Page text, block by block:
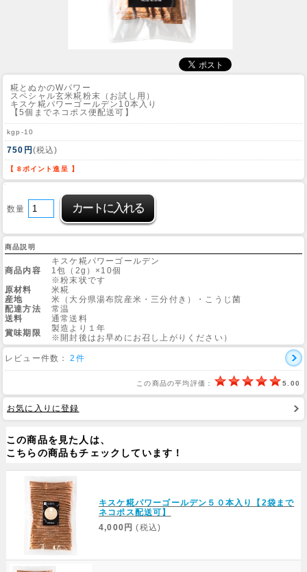
糀とぬかのWパワー
スペシャル玄米糀粉末（お試し用）
キスケ糀パワーゴールデン10本入り
【5個までネコポス便配送可】
kgp-10
750円(税込)
【 8ポイント進呈 】
数量
商品説明
商品内容
キスケ糀パワーゴールデン
1包（2g）×10個
※粉末状です
原材料
米糀
産地
米（大分県湯布院産米・三分付き）・こうじ菌
配達方法
常温
送料
通常送料
賞味期限
製造より１年
※開封後はお早めにお召し上がりください）
レビュー件数： 2件
この商品の平均評価： 5.00
お気に入りに登録
この商品を見た人は、
こちらの商品もチェックしています！
キスケ糀パワーゴールデン５０本入り【2袋まで
ネコポス配送可】
4,000円 (税込)